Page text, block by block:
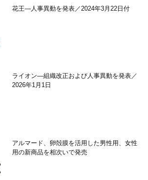
花王―人事異動を発表／2024年3月22日付
ライオン―組織改正および人事異動を発表／
2026年1月1日
アルマード、卵殻膜を活用した男性用、女性
用の新商品を相次いで発売